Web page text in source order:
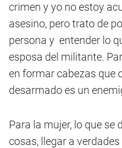
crimen y yo no estoy
asesino, pero trato de
persona y entender lo
esposa del militante.
en formar cabezas que
desarmado es un
Para la mujer, lo que se
cosas, llegar a